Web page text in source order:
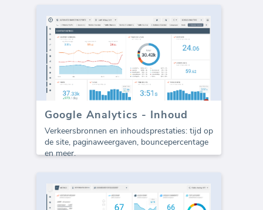
Google Analytics - Inhoud
Verkeersbronnen en inhoudsprestaties: tijd op
de site, paginaweergaven, bouncepercentage
en meer.